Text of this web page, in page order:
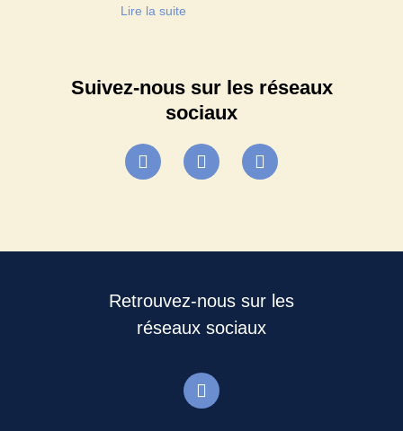
Lire la suite
Suivez-nous sur les réseaux
sociaux
Retrouvez-nous sur les
réseaux sociaux